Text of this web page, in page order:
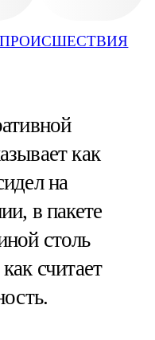
ПРОИСШЕСТВИЯ
как
на
в пакете
столь
считает